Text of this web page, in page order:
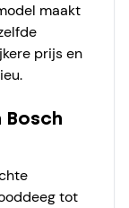
maakt
prijs en
Bosch
tot